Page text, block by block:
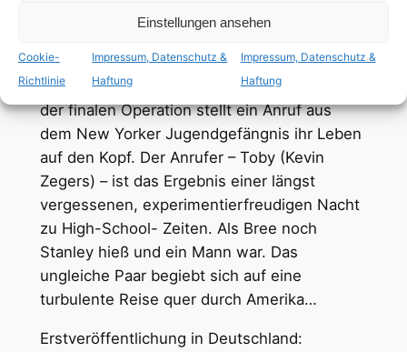
Einstellungen ansehen
Cookie-
Richtlinie
Impressum, Datenschutz &
Haftung
Impressum, Datenschutz &
Haftung
transsexuelle Frau. Für die letzte Operation
spart sie jeden Penny. Doch eine Woche vor
der finalen Operation stellt ein Anruf aus
dem New Yorker Jugendgefängnis ihr Leben
auf den Kopf. Der Anrufer – Toby (Kevin
Zegers) – ist das Ergebnis einer längst
vergessenen, experimentierfreudigen Nacht
zu High-School- Zeiten. Als Bree noch
Stanley hieß und ein Mann war. Das
ungleiche Paar begiebt sich auf eine
turbulente Reise quer durch Amerika…
Erstveröffentlichung in Deutschland: